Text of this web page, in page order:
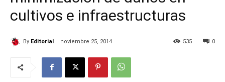
cultivos e infraestructuras
By Editorial noviembre 25, 2014 0
535